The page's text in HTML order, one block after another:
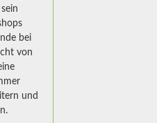
bei
von
und